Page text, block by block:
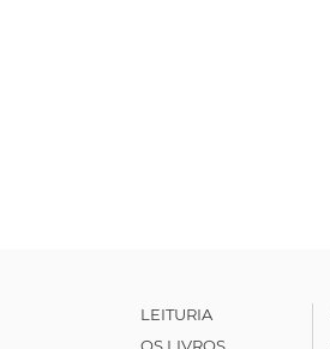
LEITURIA